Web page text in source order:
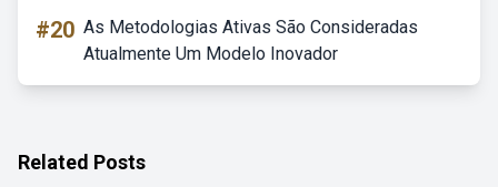
#20 As Metodologias Ativas São Consideradas
Atualmente Um Modelo Inovador
Related Posts